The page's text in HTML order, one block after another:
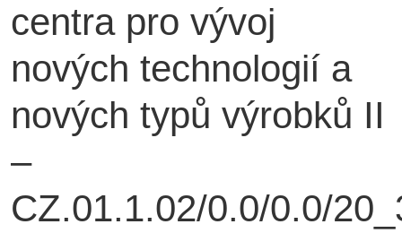
centra pro vývoj
nových technologií a
nových typů výrobků II
–
CZ.01.1.02/0.0/0.0/